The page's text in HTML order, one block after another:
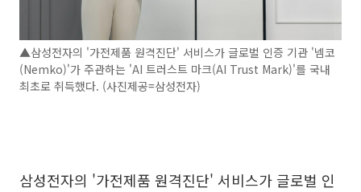
▲삼성전자의 '가전제품 원격진단' 서비스가 글로벌 인증 기관 '넴코
(Nemko)'가 주관하는 'AI 트러스트 마크(AI Trust Mark)'를 국내
최초로 취득했다. (사진제공=삼성전자)
삼성전자의 '가전제품 원격진단' 서비스가 글로벌 인